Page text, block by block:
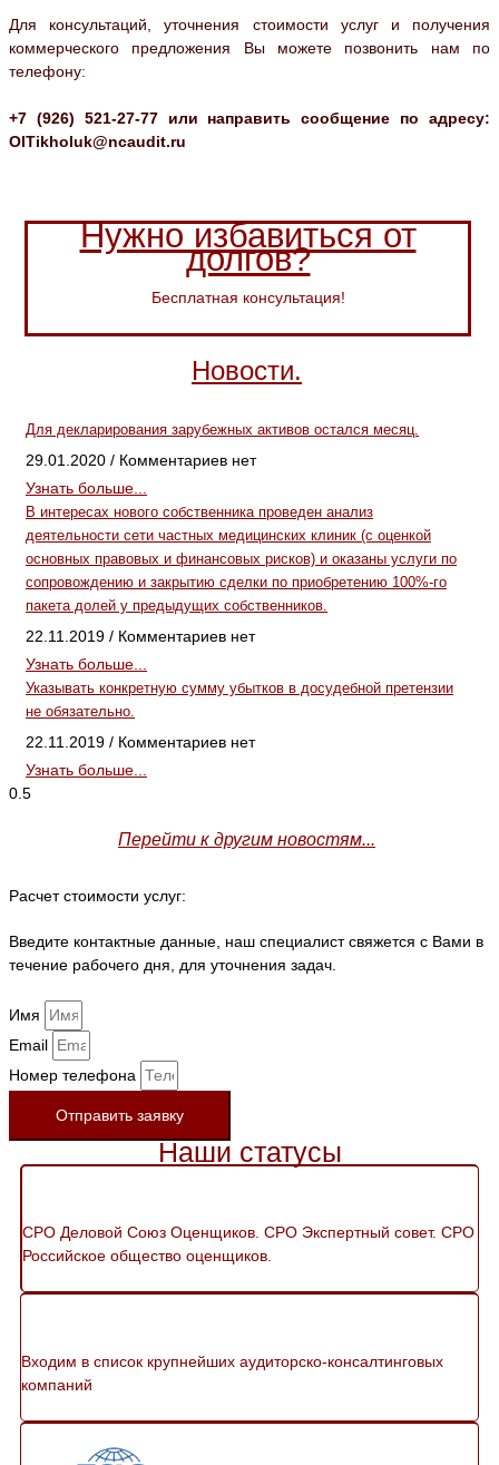
Для консультаций, уточнения стоимости услуг и получения
коммерческого предложения Вы можете позвонить нам по
телефону:
+7 (926) 521-27-77 или направить сообщение по адресу:
OITikholuk@ncaudit.ru
Нужно избавиться от
долгов?
Бесплатная консультация!
Новости.
Для декларирования зарубежных активов остался месяц.
29.01.2020
Комментариев нет
Узнать больше...
В интересах нового собственника проведен анализ
деятельности сети частных медицинских клиник (с оценкой
основных правовых и финансовых рисков) и оказаны услуги по
сопровождению и закрытию сделки по приобретению 100%-го
пакета долей у предыдущих собственников.
22.11.2019
Комментариев нет
Узнать больше...
Указывать конкретную сумму убытков в досудебной претензии
не обязательно.
22.11.2019
Комментариев нет
Узнать больше...
Перейти к другим новостям...
Расчет стоимости услуг:
Введите контактные данные, наш специалист свяжется с Вами в
течение рабочего дня, для уточнения задач.
Имя
Email
Номер телефона
Отправить заявку
Наши статусы
СРО Деловой Союз Оценщиков. СРО Экспертный совет. СРО
Российское общество оценщиков.
Входим в список крупнейших аудиторско-консалтинговых
компаний